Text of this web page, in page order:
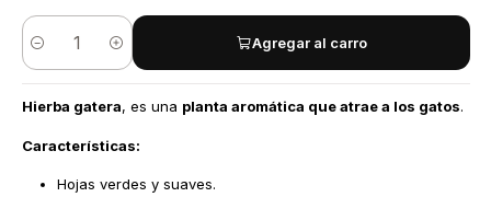
Cantidad
Agregar al carro
Hierba gatera, es una planta aromática que atrae a los gatos.
Características:
Hojas verdes y suaves.